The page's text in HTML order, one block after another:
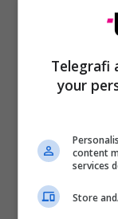
Telegrafi
your
content
services
Store